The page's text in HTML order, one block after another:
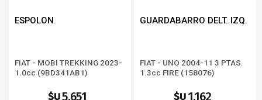
ESPOLON
FIAT - MOBI TREKKING 2023-
1.0cc (9BD341AB1)
$U5.651
GUARDABARRO DELT. IZQ.
FIAT - UNO 2004-11 3 PTAS.
1.3cc FIRE (158076)
$U 1.162